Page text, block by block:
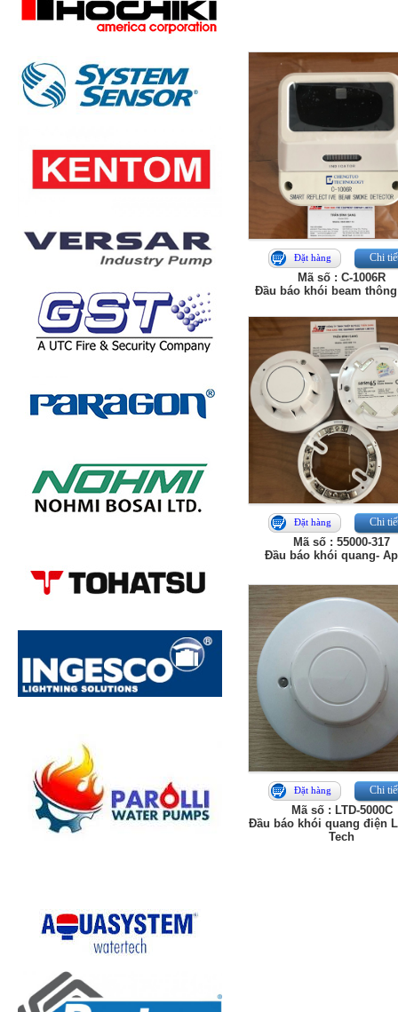
Đặt hàng Chi
Mã số : C-1006R
Đầu báo khói beam
Đặt hàng Chi
Mã số : 55000-317
Đầu báo khói quang-
Đặt hàng Chi
Mã số : LTD-5000C
Đầu báo khói quang điện
Tech